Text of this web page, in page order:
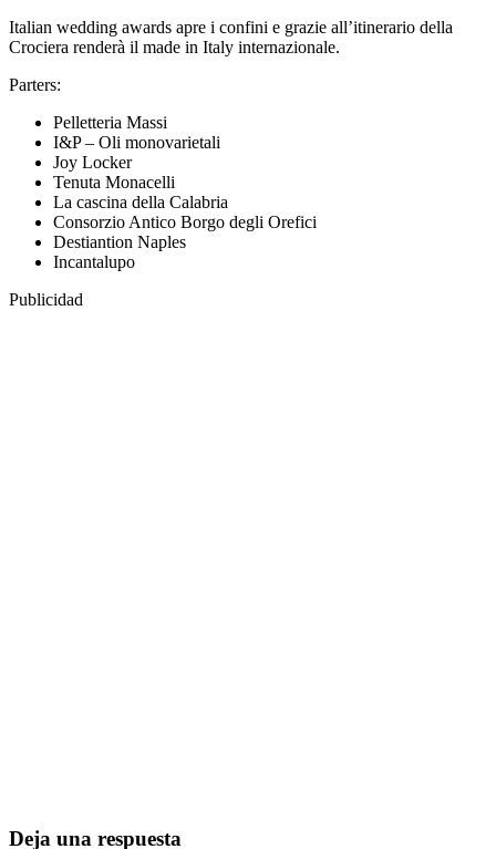
Italian wedding awards apre i confini e grazie all’itinerario della
Crociera renderà il made in Italy internazionale.
Parters:
Pelletteria Massi
I&P – Oli monovarietali
Joy Locker
Tenuta Monacelli
La cascina della Calabria
Consorzio Antico Borgo degli Orefici
Destiantion Naples
Incantalupo
Publicidad
Deja una respuesta